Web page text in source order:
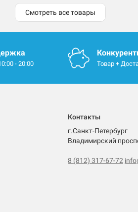
Смотреть все товары
- 20:00 Товар +
Контакты
г.Санкт-Петербург
Владимирский
8 (812) 317-67-72